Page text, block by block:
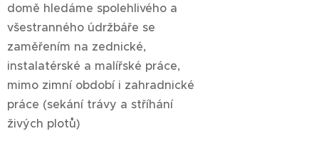
domě hledáme spolehlivého a
všestranného údržbáře se
zaměřením na zednické,
instalatérské a malířské práce,
mimo zimní období i zahradnické
práce (sekání trávy a stříhání
živých plotů)